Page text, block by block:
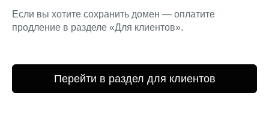
Если вы хотите сохранить домен — оплатите
продление в разделе «Для клиентов».
Перейти в раздел для клиентов